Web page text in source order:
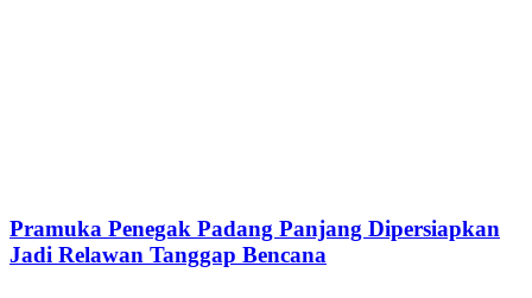
Pramuka Penegak Padang Panjang Dipersiapkan
Jadi Relawan Tanggap Bencana